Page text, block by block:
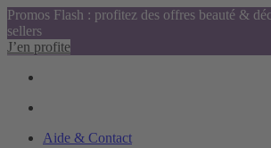
Promos Flash : profitez des offres beauté &
sellers
J’en profite
Aide & Contact